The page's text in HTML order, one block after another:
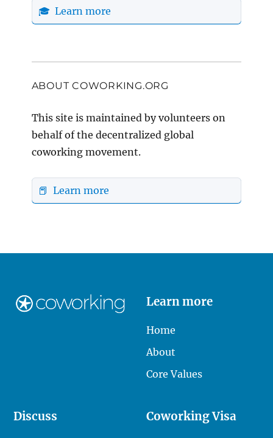
🎓 Learn more
ABOUT COWORKING.ORG
This site is maintained by volunteers on
behalf of the decentralized global
coworking movement.
📕 Learn more
Learn more
Home
About
Core Values
Discuss Coworking Visa